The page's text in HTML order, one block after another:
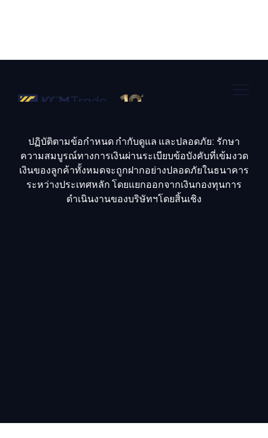
ปฏิบัติตามข้อกำหนด กำกับดูแล และปลอดภัย: รักษา
ความสมบูรณ์ทางการเงินผ่านระเบียบข้อบังคับที่เข้มงวด
เงินของลูกค้าทั้งหมดจะถูกฝากอย่างปลอดภัยในธนาคาร
ระหว่างประเทศหลัก โดยแยกออกจากเงินกองทุนการ
ดำเนินงานของบริษัทฯโดยสิ้นเชิง